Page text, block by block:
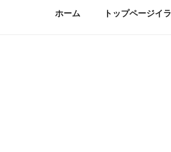
ホーム トップページイ